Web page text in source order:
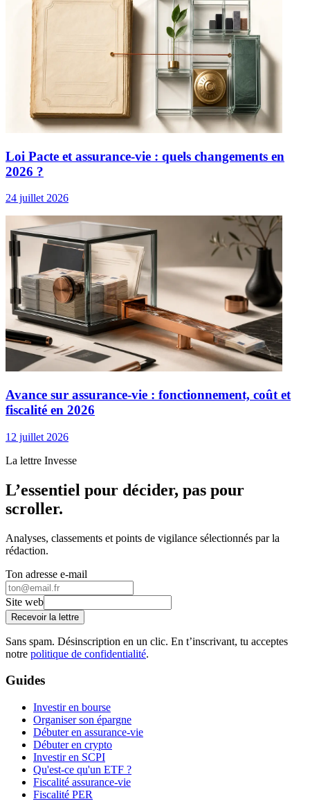
Loi Pacte et assurance-vie : quels changements en
2026 ?
24 juillet 2026
Avance sur assurance-vie : fonctionnement, coût et
fiscalité en 2026
12 juillet 2026
La lettre Invesse
L’essentiel pour décider, pas pour
scroller.
Analyses, classements et points de vigilance sélectionnés par la
rédaction.
Ton adresse e-mail
Site web
Recevoir la lettre
Sans spam. Désinscription en un clic. En t’inscrivant, tu acceptes
notre politique de confidentialité.
Guides
Investir en bourse
Organiser son épargne
Débuter en assurance-vie
Débuter en crypto
Investir en SCPI
Qu'est-ce qu'un ETF ?
Fiscalité assurance-vie
Fiscalité PER